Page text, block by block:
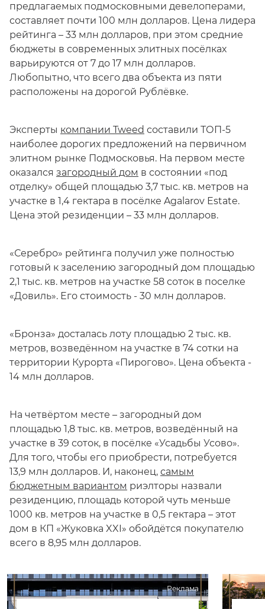
предлагаемых подмосковными девелоперами,
составляет почти 100 млн долларов. Цена лидера
рейтинга – 33 млн долларов, при этом средние
бюджеты в современных элитных посёлках
варьируются от 7 до 17 млн долларов.
Любопытно, что всего два объекта из пяти
расположены на дорогой Рублёвке.
Эксперты компании Tweed составили ТОП-5
наиболее дорогих предложений на первичном
элитном рынке Подмосковья. На первом месте
оказался загородный дом в состоянии «под
отделку» общей площадью 3,7 тыс. кв. метров на
участке в 1,4 гектара в посёлке Agalarov Estate.
Цена этой резиденции – 33 млн долларов.
«Серебро» рейтинга получил уже полностью
готовый к заселению загородный дом площадью
2,1 тыс. кв. метров на участке 58 соток в поселке
«Довиль». Его стоимость - 30 млн долларов.
«Бронза» досталась лоту площадью 2 тыс. кв.
метров, возведённом на участке в 74 сотки на
территории Курорта «Пирогово». Цена объекта -
14 млн долларов.
На четвёртом месте – загородный дом
площадью 1,8 тыс. кв. метров, возведённый на
участке в 39 соток, в посёлке «Усадьбы Усово».
Для того, чтобы его приобрести, потребуется
13,9 млн долларов. И, наконец, самым
бюджетным вариантом риэлторы назвали
резиденцию, площадь которой чуть меньше
1000 кв. метров на участке в 0,5 гектара – этот
дом в КП «Жуковка XXI» обойдётся покупателю
всего в 8,95 млн долларов.
Реклама